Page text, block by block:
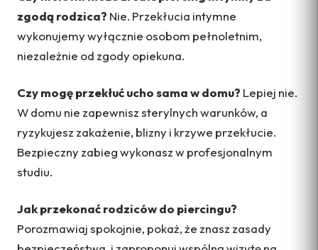
zgodą rodzica? Nie. Przekłucia intymne
wykonujemy wyłącznie osobom pełnoletnim,
niezależnie od zgody opiekuna.
Czy mogę przekłuć ucho sama w domu? Lepiej nie.
W domu nie zapewnisz sterylnych warunków, a
ryzykujesz zakażenie, blizny i krzywe przekłucie.
Bezpieczny zabieg wykonasz w profesjonalnym
studiu.
Jak przekonać rodziców do piercingu?
Porozmawiaj spokojnie, pokaż, że znasz zasady